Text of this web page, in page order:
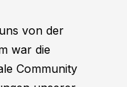
von der
war die
Community